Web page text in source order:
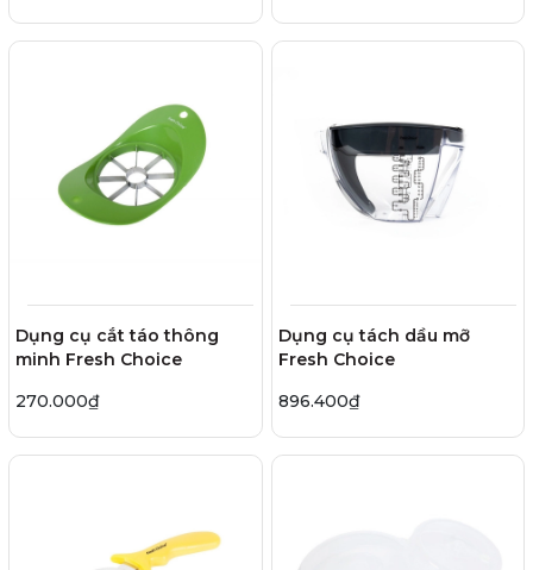
Dụng cụ cắt táo thông
minh Fresh Choice
270.000₫
Dụng cụ tách dầu mỡ
Fresh Choice
896.400₫